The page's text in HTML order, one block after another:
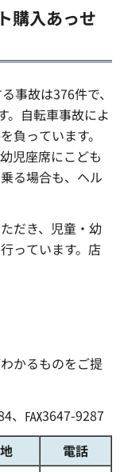
購入あっせ
事故は376件で、
。自転車事故によ
負っています。
児座席にこども
る場合も、ヘル
だき、児童・幼
っています。店
かるものをご提
、℻3647-9287
電話